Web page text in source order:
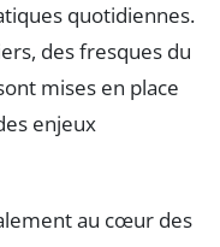
quotidiennes.
des fresques du
mises en place
enjeux
au cœur des